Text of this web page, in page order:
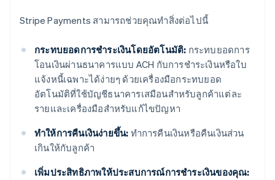
Stripe Payments สามารถช่วยคุณทำสิ่งต่อไปนี้
กระทบยอดการชำระเงินโดยอัตโนมัติ: กระทบยอดการ
โอนเงินผ่านธนาคารแบบ ACH กับการชำระเงินหรือใบ
แจ้งหนี้เฉพาะได้ง่ายๆ ด้วยเครื่องมือกระทบยอด
อัตโนมัติที่ใช้บัญชีธนาคารเสมือนสำหรับลูกค้าแต่ละ
รายและเครื่องมือสำหรับแก้ไขปัญหา
ทำให้การคืนเงินง่ายขึ้น: ทำการคืนเงินหรือคืนเงินส่วน
เกินให้กับลูกค้า
เพิ่มประสิทธิภาพให้ประสบการณ์การชำระเงินของคุณ: